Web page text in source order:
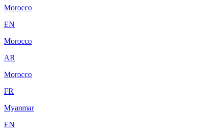
Morocco
EN
Morocco
AR
Morocco
FR
Myanmar
EN